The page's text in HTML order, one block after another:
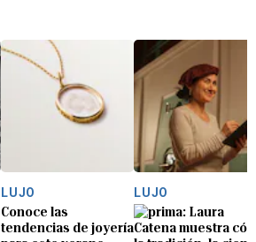
LUJO
Conoce las
tendencias de joyería
LUJO
Laura
Catena muestra